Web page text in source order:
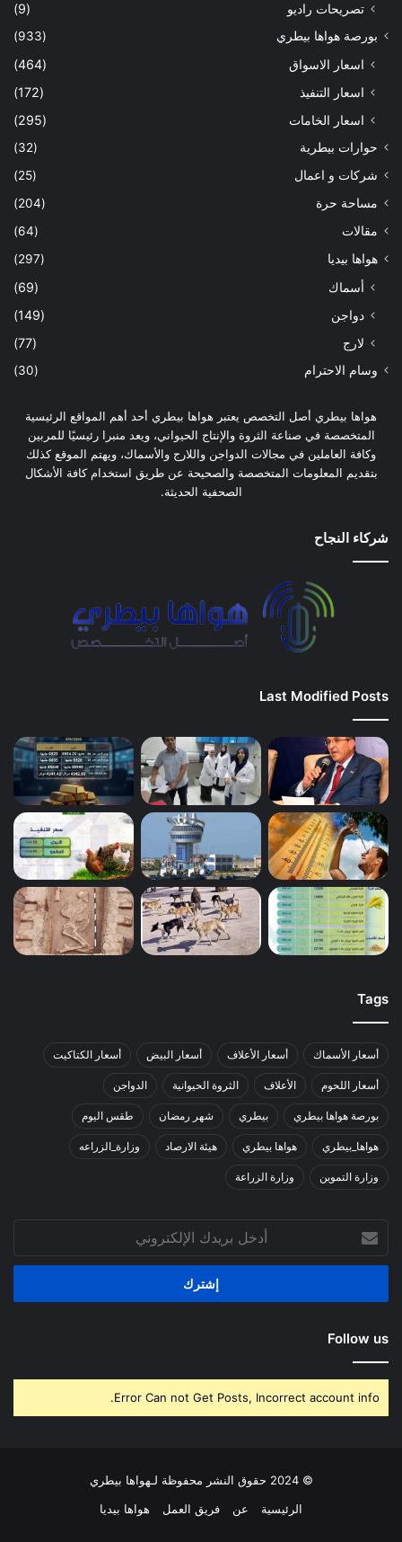
تصريحات راديو
(9)
بورصة هواها بيطري (933)
اسعار الاسواق
(464)
اسعار التنفيذ
(172)
اسعار الخامات
(295)
حوارات بيطرية
(32)
شركات و اعمال
(25)
مساحة حرة
(204)
مقالات
(64)
هواها بيديا
(297)
أسماك
(69)
دواجن
(149)
لارج
(77)
وسام الاحترام (30)
هواها بيطري أصل التخصص يعتبر هواها بيطري أحد أهم المواقع الرئيسية
المتخصصة في صناعة الثروة والإنتاج الحيواني، ويعد منبرا رئيسيًا للمربين
وكافة العاملين في مجالات الدواجن واللارج والأسماك، ويهتم الموقع كذلك
بتقديم المعلومات المتخصصة والصحيحة عن طريق استخدام كافة الأشكال
الصحفية الحديثة.
شركاء النجاح
Last Modified Posts
Tags
أسعار الأسماك أسعار الأعلاف أسعار البيض أسعار الكتاكيت
أسعار اللحوم الأعلاف الثروة الحيوانية الدواجن
بورصة هواها بيطري بيطري شهر رمضان طقس اليوم
هواها_بيطري هواها بيطري هيئة الارصاد وزارة_الزراعه
وزارة التموين وزارة الزراعة
بريدك
الإلكتروني
Follow us
Error Can not Get Posts, Incorrect account info.
© 2024 حقوق النشر محفوظة لـهواها بيطري
الرئيسية
عن فريق العمل هواها بيديا